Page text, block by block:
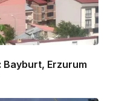
Bayburt, Erzurum